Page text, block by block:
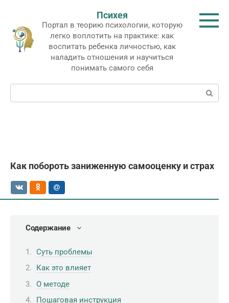
контенту
Психея
Портал в теорию психологии, которую
легко воплотить на практике: как
воспитать ребенка личностью, как
наладить отношения и научиться
понимать самого себя
Поиск:
Как побороть заниженную самооценку и страх
Содержание
Суть проблемы
Как это влияет
О методе
Пошаговая инструкция